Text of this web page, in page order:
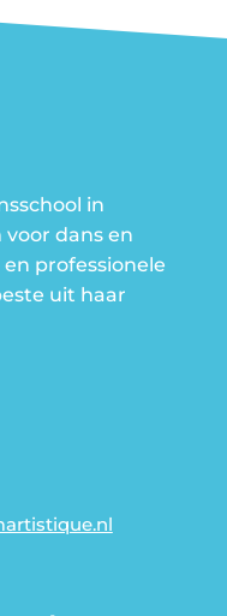
in
dans en
professionele
uit haar